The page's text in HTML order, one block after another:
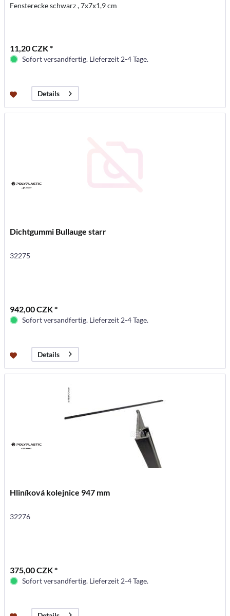
Fensterecke schwarz , 7x7x1,9 cm
11,20 CZK *
Sofort versandfertig. Lieferzeit 2-4 Tage.
Details
Dichtgummi Bullauge starr
32275
942,00 CZK *
Sofort versandfertig. Lieferzeit 2-4 Tage.
Details
Hliníková kolejnice 947 mm
32276
375,00 CZK *
Sofort versandfertig. Lieferzeit 2-4 Tage.